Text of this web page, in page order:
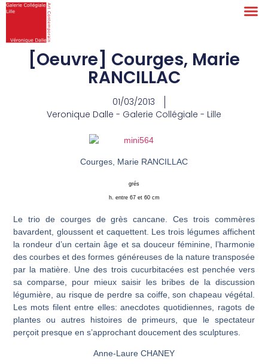
[Oeuvre] Courges, Marie
RANCILLAC
01/03/2013
Veronique Dalle - Galerie Collégiale - Lille
Courges, Marie RANCILLAC
grés
h. entre 67 et 60 cm
Le trio de courges de grès cancane. Ces trois commères
bavardent, gloussent et caquettent. Les trois légumes affichent
la rondeur d’un certain âge et sa douceur féminine, l’harmonie
des courbes et des formes généreuses de la nature transposée
par la matière. Une des trois cucurbitacées est penchée vers
sa comparse, pour mieux saisir les bribes de la discussion
légumière, au risque de perdre sa coiffe, son chapeau végétal.
Les mots filent entre elles: anecdotes quotidiennes, ragots de
plantes ou autres histoires de primeurs, que le spectateur
perçoit presque en s’approchant doucement des sculptures.
Anne-Laure CHANEY